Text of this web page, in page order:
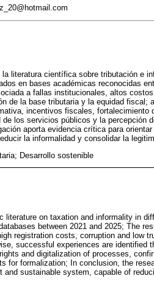
literatura científica sobre tributación e
en bases académicas reconocidas
a fallas institucionales, altos costos
de la base tributaria y la equidad fiscal;
incentivos fiscales, fortalecimiento
los servicios públicos y la percepción
aporta evidencia crítica para
la informalidad y consolidar la
Desarrollo sostenible
on taxation and informality in
between 2021 and 2025; The
registration costs, corruption and low
successful experiences are identified
and digitalization of processes,
for formalization; In conclusion, the
sustainable system, capable of